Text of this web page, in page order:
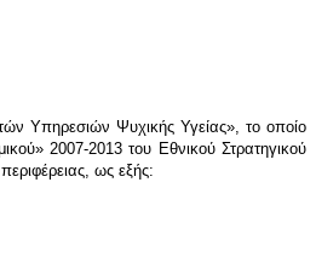
Υπηρεσιών Ψυχικής Υγείας», το οποίο
2007-2013 του Εθνικού Στρατηγικού
ως εξής: